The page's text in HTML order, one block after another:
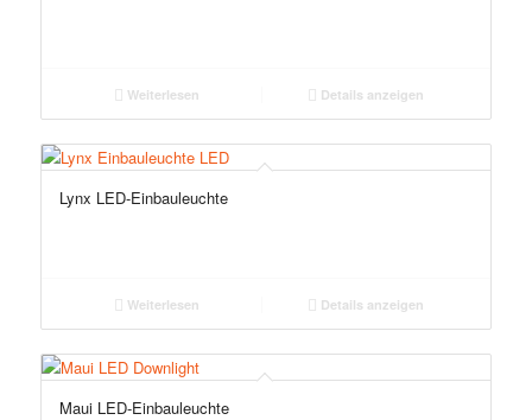
Weiterlesen Details anzeigen
Lynx LED-Einbauleuchte
Weiterlesen Details anzeigen
Maui LED-Einbauleuchte